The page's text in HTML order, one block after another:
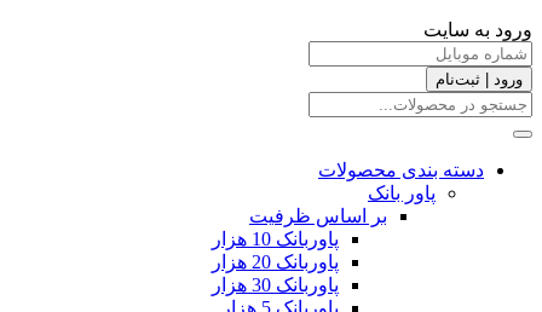
ورود به سایت
ورود | ثبت‌نام
دسته بندی محصولات
پاور بانک
بر اساس ظرفیت
پاوربانک 10 هزار
پاوربانک 20 هزار
پاوربانک 30 هزار